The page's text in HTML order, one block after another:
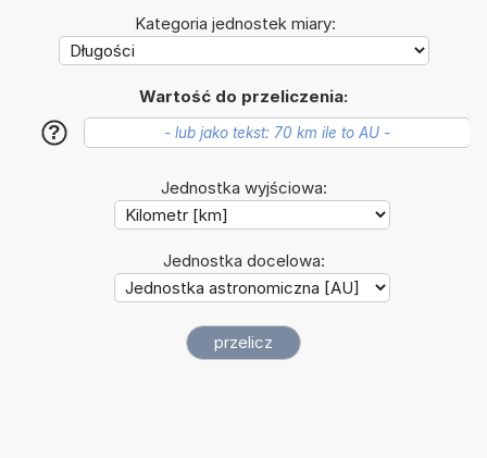
Kategoria jednostek miary:
Wartość do przeliczenia:
?
Jednostka wyjściowa:
Jednostka docelowa: